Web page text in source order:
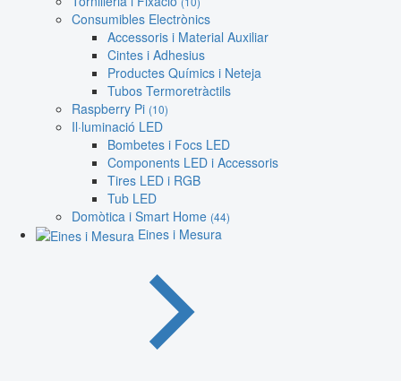
Consumibles Electrònics
Accessoris i Material Auxiliar
Cintes i Adhesius
Productes Químics i Neteja
Tubos Termoretràctils
Raspberry Pi (10)
Il·luminació LED
Bombetes i Focs LED
Components LED i Accessoris
Tires LED i RGB
Tub LED
Domòtica i Smart Home (44)
Eines i Mesura